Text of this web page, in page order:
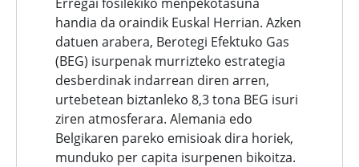
handia da oraindik Euskal Herrian. Azken
datuen arabera, Berotegi Efektuko Gas
(BEG) isurpenak murrizteko estrategia
desberdinak indarrean diren arren,
urtebetean biztanleko 8,3 tona BEG isuri
ziren atmosferara. Alemania edo
Belgikaren pareko emisioak dira horiek,
munduko per capita isurpenen bikoitza.